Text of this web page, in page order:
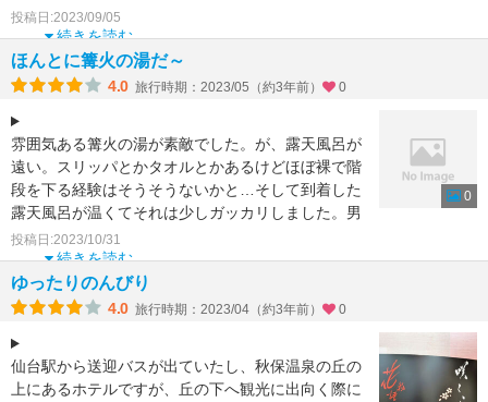
が、バスタオルやスリッ
続きを読む
投稿日:2023/09/05
ほんとに篝火の湯だ～
4.0 旅行時期：2023/05（約3年前） 0
雰囲気ある篝火の湯が素敵でした。が、露天風呂が
遠い。スリッパとかタオルとかあるけどほぼ裸で階
段を下る経験はそうそうないかと…そして到着した
露天風呂が温くてそれは少しガッカリしました。男
湯は温くなかった
続きを読む
投稿日:2023/10/31
0
ゆったりのんびり
4.0 旅行時期：2023/04（約3年前） 0
仙台駅から送迎バスが出ていたし、秋保温泉の丘の
上にあるホテルですが、丘の下へ観光に出向く際に